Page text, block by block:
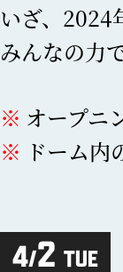
いざ、2024
みんなの力
オープニ
ドーム内
4/2 TUE